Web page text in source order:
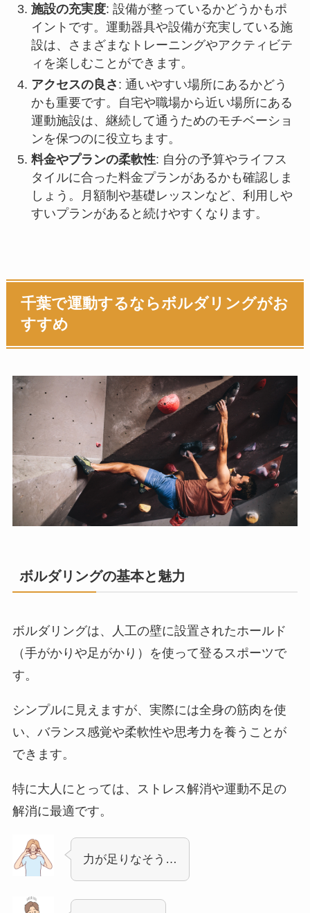
施設の充実度: 設備が整っているかどうかもポ
イントです。運動器具や設備が充実している施
設は、さまざまなトレーニングやアクティビテ
ィを楽しむことができます。
アクセスの良さ : 通いやすい場所にあるかどう
かも重要です。自宅や職場から近い場所にある
運動施設は、継続して通うためのモチベーショ
ンを保つのに役立ちます。
料金やプランの柔軟性: 自分の予算やライフス
タイルに合った料金プランがあるかも確認しま
しょう。月額制や基礎レッスンなど、利用しや
すいプランがあると続けやすくなります。
千葉で運動するならボルダリングがお
すすめ
ボルダリングの基本と魅力
ボルダリングは、人工の壁に設置されたホールド
（手がかりや足がかり）を使って登るスポーツで
す。
シンプルに見えますが、実際には全身の筋肉を使
い、バランス感覚や柔軟性や思考力を養うことが
できます。
特に大人にとっては、ストレス解消や運動不足の
解消に最適です。
力が足りなそう…